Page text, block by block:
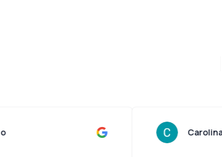
Quer Troncoso